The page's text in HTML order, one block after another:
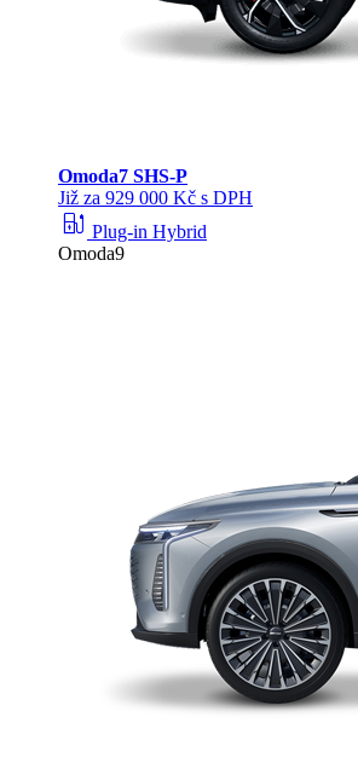
Omoda7 SHS-P
Již za 929 000 Kč s DPH
ev_station Plug-in Hybrid
Omoda9